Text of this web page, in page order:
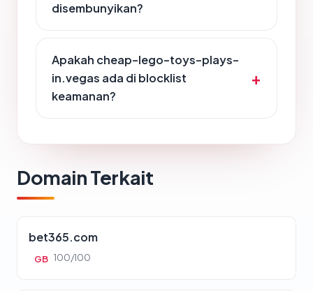
disembunyikan?
Apakah cheap-lego-toys-plays-
in.vegas ada di blocklist
keamanan?
Domain Terkait
bet365.com
GB 100/100